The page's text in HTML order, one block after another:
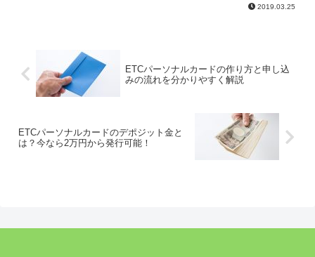
2019.03.25
ETCパーソナルカードの作り方と申し込
みの流れを分かりやすく解説
ETCパーソナルカードのデポジット金と
は？今なら2万円から発行可能！